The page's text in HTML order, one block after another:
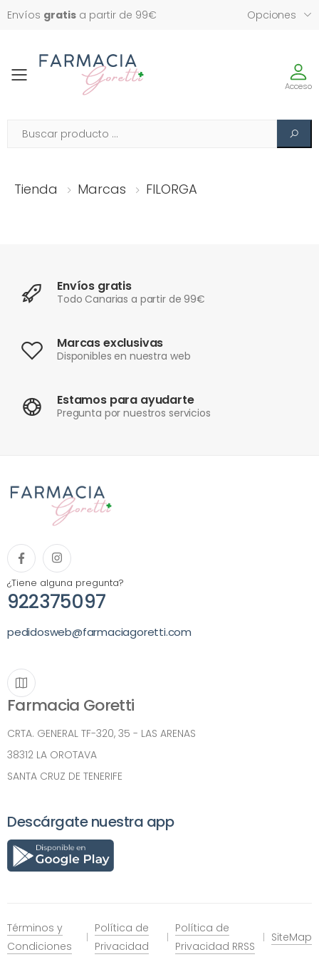
Envíos gratis a partir de 99€ Opciones
Toggle Acceso
Tienda Marcas FILORGA
Envíos gratis
Todo Canarias a partir de 99€
Marcas exclusivas
Disponibles en nuestra web
Estamos para ayudarte
Pregunta por nuestros servicios
¿Tiene alguna pregunta?
922375097
pedidosweb@farmaciagoretti.com
Farmacia Goretti
CRTA. GENERAL TF-320, 35 - LAS ARENAS
38312 LA OROTAVA
SANTA CRUZ DE TENERIFE
Descárgate nuestra app
Términos y
Condiciones
Política de
Privacidad
Política de
Privacidad RRSS
SiteMap